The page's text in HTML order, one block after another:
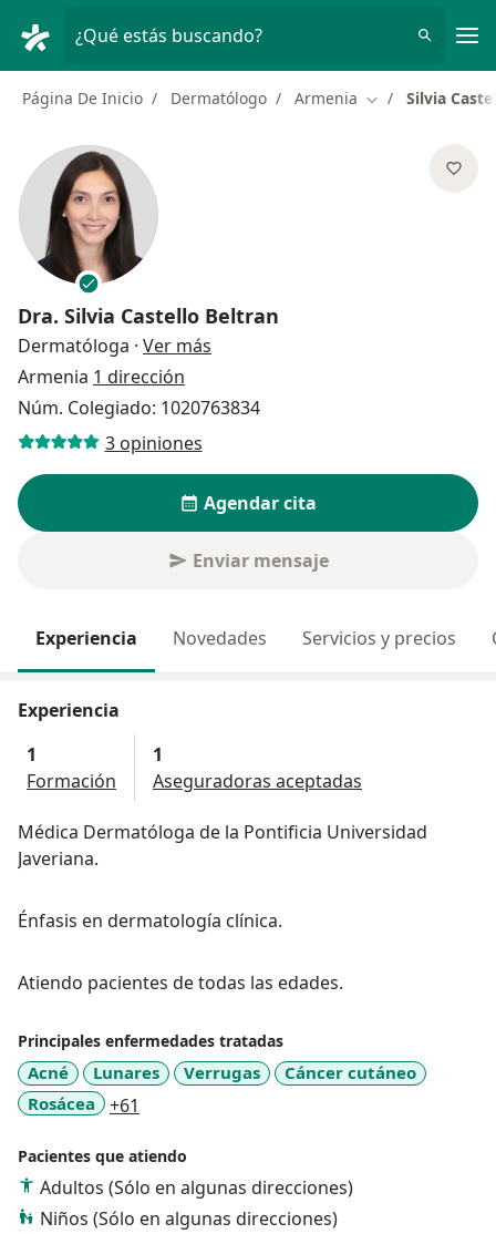
¿Qué estás buscando?
Página De Inicio Dermatólogo Armenia Cambiar de
Silvia
Dra. Silvia Castello Beltran
Dermatóloga · Ver más
Armenia 1 dirección
Núm. Colegiado: 1020763834
3 opiniones
Agendar cita
Enviar mensaje
Experiencia Novedades Servicios y precios
Experiencia
1
Formación
1
Aseguradoras aceptadas
Médica Dermatóloga de la Pontificia Universidad
Javeriana.
Énfasis en dermatología clínica.
Atiendo pacientes de todas las edades.
Principales enfermedades tratadas
Acné Lunares Verrugas
Cáncer cutáneo
Rosácea
+61
Pacientes que atiendo
Adultos (Sólo en algunas direcciones)
Niños (Sólo en algunas direcciones)